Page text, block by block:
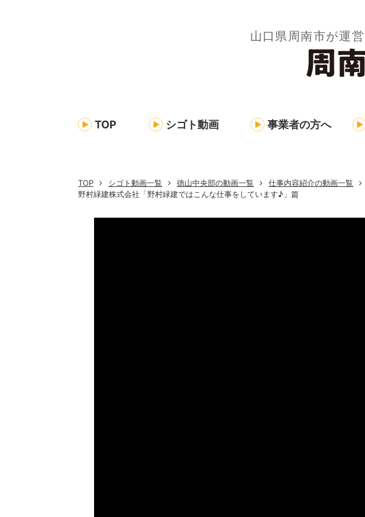
TOP シゴト動画 事業者の方へ
TOP シゴト動画一覧 徳山中央部の動画一覧 仕事内容紹介の動画一覧
野村緑建株式会社「野村緑建ではこんな仕事をしています♪」篇